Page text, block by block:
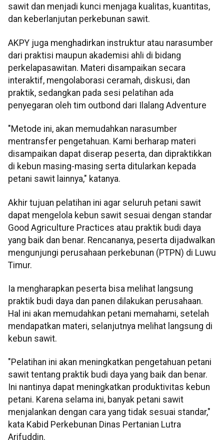
sawit dan menjadi kunci menjaga kualitas, kuantitas,
dan keberlanjutan perkebunan sawit.
AKPY juga menghadirkan instruktur atau narasumber
dari praktisi maupun akademisi ahli di bidang
perkelapasawitan. Materi disampaikan secara
interaktif, mengolaborasi ceramah, diskusi, dan
praktik, sedangkan pada sesi pelatihan ada
penyegaran oleh tim outbond dari Ilalang Adventure
"Metode ini, akan memudahkan narasumber
mentransfer pengetahuan. Kami berharap materi
disampaikan dapat diserap peserta, dan dipraktikkan
di kebun masing-masing serta ditularkan kepada
petani sawit lainnya," katanya.
Akhir tujuan pelatihan ini agar seluruh petani sawit
dapat mengelola kebun sawit sesuai dengan standar
Good Agriculture Practices atau praktik budi daya
yang baik dan benar. Rencananya, peserta dijadwalkan
mengunjungi perusahaan perkebunan (PTPN) di Luwu
Timur.
Ia mengharapkan peserta bisa melihat langsung
praktik budi daya dan panen dilakukan perusahaan.
Hal ini akan memudahkan petani memahami, setelah
mendapatkan materi, selanjutnya melihat langsung di
kebun sawit.
"Pelatihan ini akan meningkatkan pengetahuan petani
sawit tentang praktik budi daya yang baik dan benar.
Ini nantinya dapat meningkatkan produktivitas kebun
petani. Karena selama ini, banyak petani sawit
menjalankan dengan cara yang tidak sesuai standar,"
kata Kabid Perkebunan Dinas Pertanian Lutra
Arifuddin.